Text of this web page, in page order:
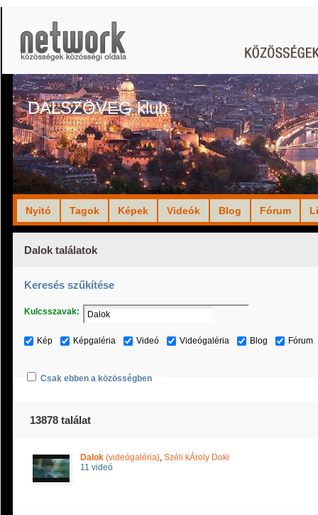
DALSZÖVEG klub
Nyitó Tagok Képek Videók Blog Fórum
Dalok találatok
Keresés szűkítése
Kulcsszavak:
Kép Képgaléria Videó Videógaléria Blog Fórum
Csak ebben a közösségben
13878 találat
Dalok (videógaléria), Széli kÁroly Doki
11 videó